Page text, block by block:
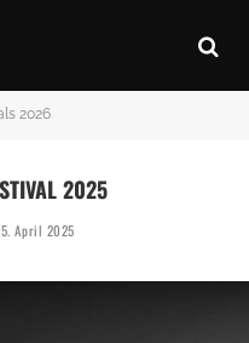
2026
2025
5. April 2025